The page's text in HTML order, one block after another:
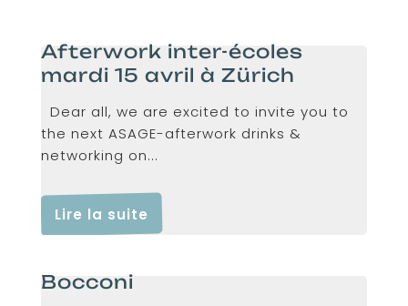
Afterwork inter-écoles
mardi 15 avril à Zürich
Dear all, we are excited to invite you to
the next ASAGE-afterwork drinks &
networking on...
Lire la suite
Bocconi